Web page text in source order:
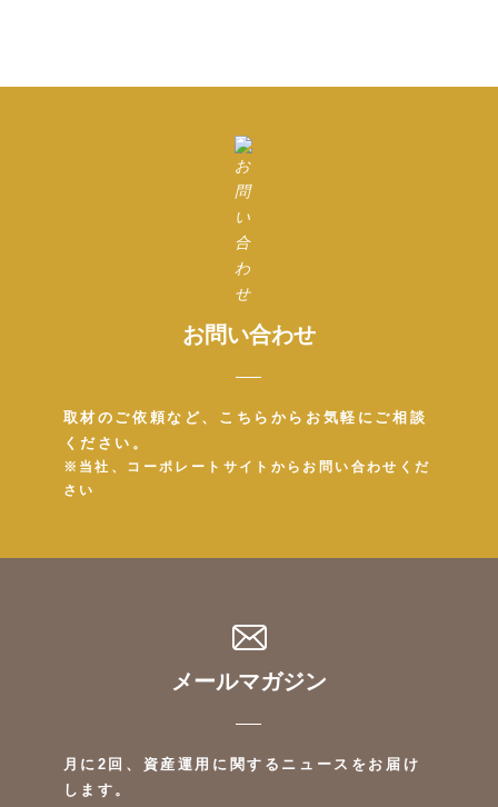
お問い合わせ
取材のご依頼など、こちらからお気軽にご相談
ください。
※当社、コーポレートサイトからお問い合わせくだ
さい
メールマガジン
月に2回、資産運用に関するニュースをお届け
します。